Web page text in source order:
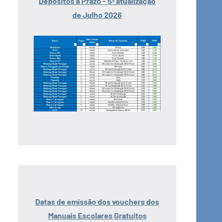
de Julho 2026
Datas de emissão dos vouchers dos
Manuais Escolares Gratuitos